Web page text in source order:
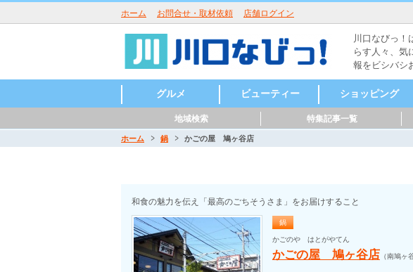
ホーム お問合せ・取材依頼 店舗ログイン
川口なびっ！
らす人々、気
報をビシバシ
グルメ
うどん・そば・麺類
居酒屋・酒屋
和食・日本料理
中華・中国料理
焼肉・鉄板焼
洋食・西洋料理
カフェ・スイーツ
魚介・海鮮料理
アジア・エスニック
カラオケ・パーティ
焼き鳥・からあげ
お弁当・キッチンカ
ー・屋台
その他グルメ
ハンバーガー
ビューティー ショッピング
食料品
ファッション
本・雑誌・漫画
家電・電化製品
自転車・バイク
新車・中古車
スポーツ用品
メガネ・コンタク
ト・サングラス
CD・DVD
リサイクルショップ
骨董・陶磁器
着物・呉服
美容・健康
家具・インテリア
花・ガーデニング
雑貨
ペット用品
音楽・楽器
セレクトショップ
ドラッグストア・薬
局
その他
ヴィンテージ・古道
具
キャンプ・アウトド
ア
地域検索
川口駅周辺
東川口駅周辺
西川口駅周辺
川口元郷駅周辺
南鳩ヶ谷駅周辺
鳩ヶ谷駅周辺
新井宿駅周辺
戸塚安行駅周辺
特集記事一覧
ホーム 鍋 かごの屋 鳩ヶ谷店
和食の魅力を伝え「最高のごちそうさま」をお届けすること
鍋
かごのや はとがやてん
かごの屋 鳩ヶ谷店 （南鳩ヶ